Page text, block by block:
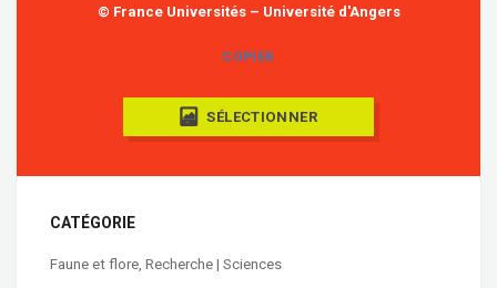
© France Universités – Université d'Angers
COPIER
SÉLECTIONNER
CATÉGORIE
Faune et flore, Recherche | Sciences